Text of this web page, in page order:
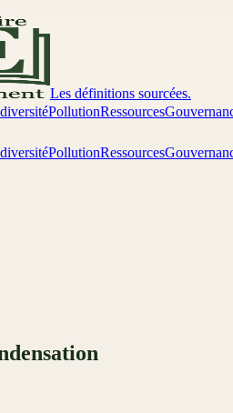
Les définitions sourcées.
PollutionRessources
PollutionRessources